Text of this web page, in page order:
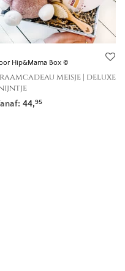
Hip&Mama Box ©
meisje | deluxe
44,95